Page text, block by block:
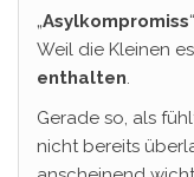
„Asylkompromiss
Weil die Kleinen
enthalten.
Gerade so, als
nicht bereits